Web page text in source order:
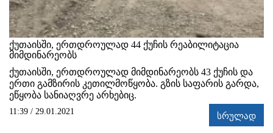
ქუთაისში, ერთდროულად 44 ქუჩის რეაბილიტაცია
მიმდინარეობს
ქუთაისში, ერთდროულად მიმდინარეობს 43 ქუჩის და
ერთი გამზირის კეთილმოწყობა. გზის საფარის გარდა,
ეწყობა სანიაღვრე არხებიც.
11:39 / 29.01.2021 სრულად